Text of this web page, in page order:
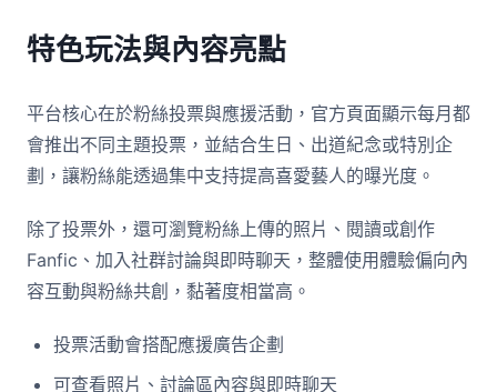
特色玩法與內容亮點
平台核心在於粉絲投票與應援活動，官方頁面顯示每月都
會推出不同主題投票，並結合生日、出道紀念或特別企
劃，讓粉絲能透過集中支持提高喜愛藝人的曝光度。
除了投票外，還可瀏覽粉絲上傳的照片、閱讀或創作
Fanfic、加入社群討論與即時聊天，整體使用體驗偏向內
容互動與粉絲共創，黏著度相當高。
投票活動會搭配應援廣告企劃
可查看照片、討論區內容與即時聊天